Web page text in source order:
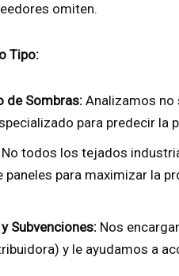
omiten.
Tipo:
de Sombras:Analizamos no
para predecir la
todos los tejados
para maximizar la
Subvenciones:Nos
y le ayudamos a